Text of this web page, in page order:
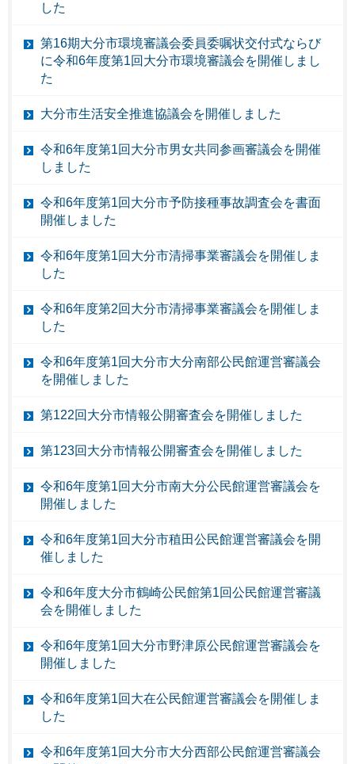
した
第16期大分市環境審議会委員委嘱状交付式ならび
に令和6年度第1回大分市環境審議会を開催しまし
た
大分市生活安全推進協議会を開催しました
令和6年度第1回大分市男女共同参画審議会を開催
しました
令和6年度第1回大分市予防接種事故調査会を書面
開催しました
令和6年度第1回大分市清掃事業審議会を開催しま
した
令和6年度第2回大分市清掃事業審議会を開催しま
した
令和6年度第1回大分市大分南部公民館運営審議会
を開催しました
第122回大分市情報公開審査会を開催しました
第123回大分市情報公開審査会を開催しました
令和6年度第1回大分市南大分公民館運営審議会を
開催しました
令和6年度第1回大分市稙田公民館運営審議会を開
催しました
令和6年度大分市鶴崎公民館第1回公民館運営審議
会を開催しました
令和6年度第1回大分市野津原公民館運営審議会を
開催しました
令和6年度第1回大在公民館運営審議会を開催しま
した
令和6年度第1回大分市大分西部公民館運営審議会